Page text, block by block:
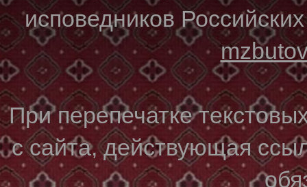
исповедников
При перепечатке
с сайта, действующая